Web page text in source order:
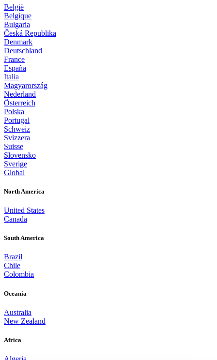
België
Belgique
Bulgaria
Česká Republika
Denmark
Deutschland
France
España
Italia
Magyarország
Nederland
Österreich
Polska
Portugal
Schweiz
Svizzera
Suisse
Slovensko
Sverige
Global
North America
United States
Canada
South America
Brazil
Chile
Colombia
Oceania
Australia
New Zealand
Africa